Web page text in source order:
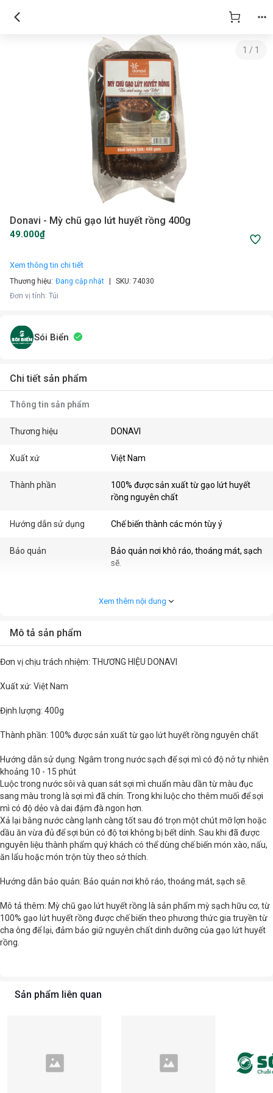
1 / 1
Donavi - Mỳ chũ gạo lứt huyết rồng 400g
49.000₫
Xem thông tin chi tiết
Thương hiệu: Đang cập nhật SKU: 74030
Đơn vị tính: Túi
Sói Biển
Chi tiết sản phẩm
Thông tin sản phẩm
Thương hiệu DONAVI
Xuất xứ Việt Nam
Thành phần
100% được sản xuất từ gạo lứt huyết
rồng nguyên chất
Hướng dẫn sử dụng Chế biến thành các món tùy ý
Bảo quản
Bảo quản nơi khô ráo, thoáng mát, sạch
sẽ.
Xem thêm nội dung
Mô tả sản phẩm
Đơn vị chịu trách nhiệm: THƯƠNG HIỆU DONAVI
Xuất xứ: Việt Nam
Định lượng: 400g
Thành phần: 100% được sản xuất từ gạo lứt huyết rồng nguyên chất
Hướng dẫn sử dụng: Ngâm trong nước sạch để sợi mì có độ nở tự nhiên
khoảng 10 - 15 phút
Luộc trong nước sôi và quan sát sợi mì chuẩn màu dần từ màu đục
sang màu trong là sợi mì đã chín. Trong khi luộc cho thêm muối để sợi
mì có độ dẻo và dai đậm đà ngon hơn.
Xả lại bằng nước càng lạnh càng tốt sau đó trọn một chút mỡ lợn hoặc
dầu ăn vừa đủ để sợi bún có độ tơi không bị bết dính. Sau khi đã được
nguyên liệu thành phẩm quý khách có thể dùng chế biến món xào, nấu,
ăn lẩu hoặc món trộn tùy theo sở thích.
Hướng dẫn bảo quản: Bảo quản nơi khô ráo, thoáng mát, sạch sẽ.
Mô tả thêm: Mỳ chũ gạo lứt huyết rồng là sản phẩm mỳ sạch hữu cơ, từ
100% gạo lứt huyết rồng được chế biến theo phương thức gia truyền từ
cha ông để lại, đảm bảo giữ nguyên chất dinh dưỡng của gạo lứt huyết
rồng.
Sản phẩm liên quan